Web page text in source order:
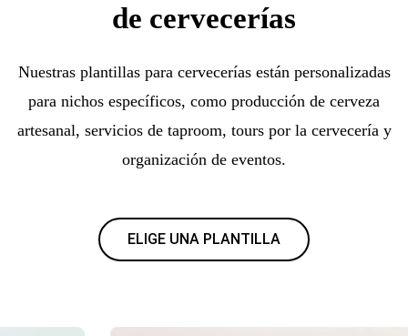
de cervecerías
Nuestras plantillas para cervecerías están personalizadas
para nichos específicos, como producción de cerveza
artesanal, servicios de taproom, tours por la cervecería y
organización de eventos.
ELIGE UNA PLANTILLA